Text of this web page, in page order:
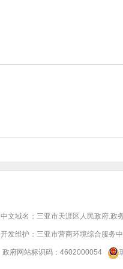
中文域名： 三亚市天涯区人民政府.政
开发维护：三亚市营商环境综合服务
政府网站标识码： 4602000054